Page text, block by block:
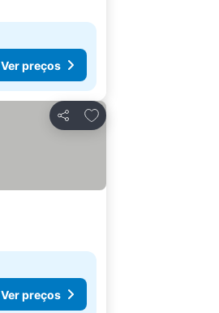
Ver preços
Partilhar
Adicionar aos favoritos
Ver preços